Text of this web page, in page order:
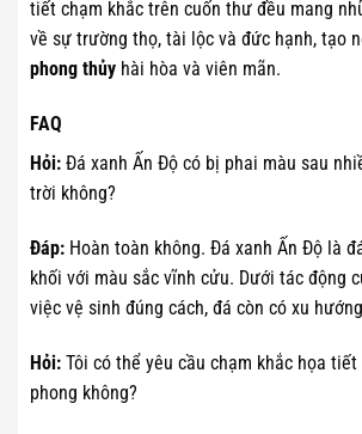
tiết chạm khắc trên cuốn thư đều mang
về sự trường thọ, tài lộc và đức hạnh, tạo
phong thủy hài hòa và viên mãn.
FAQ
Hỏi: Đá xanh Ấn Độ có bị phai màu sau
trời không?
Đáp: Hoàn toàn không. Đá xanh Ấn Độ là
khối với màu sắc vĩnh cửu. Dưới tác động
việc vệ sinh đúng cách, đá còn có xu
Hỏi: Tôi có thể yêu cầu chạm khắc họa
phong không?